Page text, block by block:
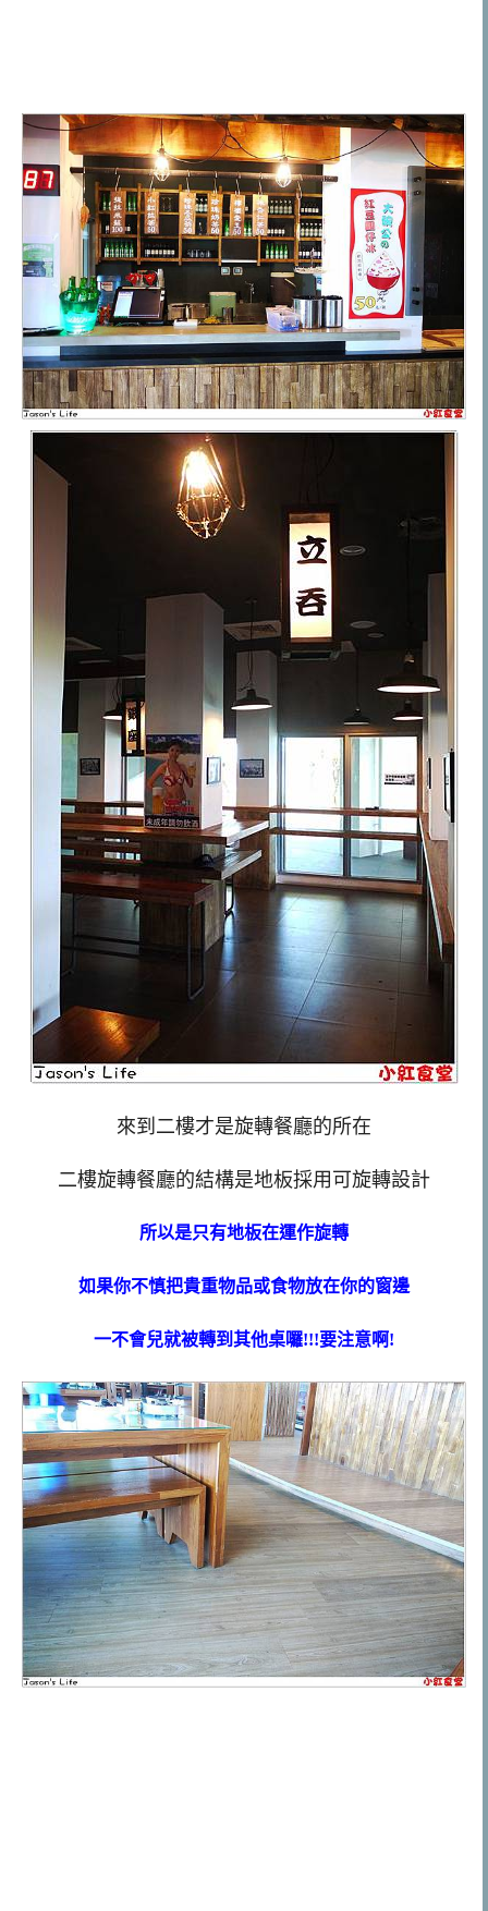
來到二樓才是旋轉餐廳的所在
二樓旋轉餐廳的結構是地板採用可旋轉設計
所以是只有地板在運作旋轉
如果你不慎把貴重物品或食物放在你的窗邊
一不會兒就被轉到其他桌囉!!!要注意啊!